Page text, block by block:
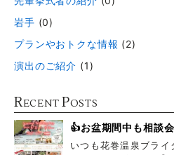
岩手 (0)
プランやおトクな情報 (2)
演出のご紹介 (1)
RECENT POSTS
👍お盆期間中も相談
いつも花巻温泉ブラ